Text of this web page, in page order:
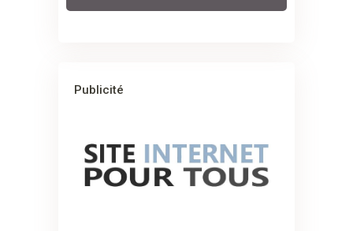
Publicité